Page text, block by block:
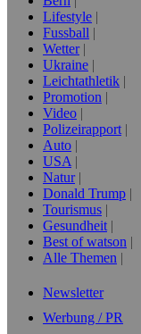
Lifestyle
Fussball
Wetter
Ukraine
Leichtathletik
Promotion
Video
Polizeirapport
Auto
USA
Natur
Donald Trump
Tourismus
Gesundheit
Best of watson
Alle Themen
Newsletter
Werbung / PR